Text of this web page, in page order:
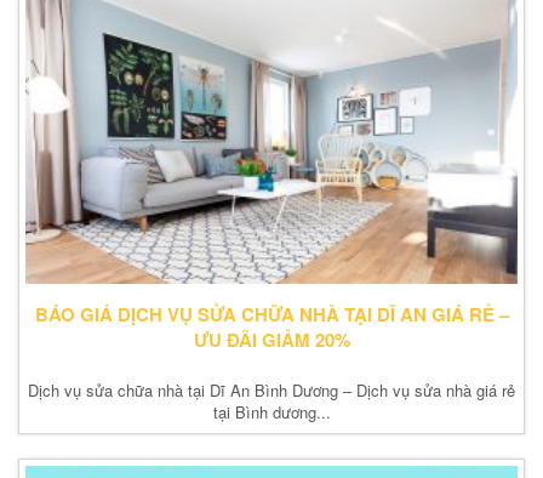
BÁO GIÁ DỊCH VỤ SỬA CHỮA NHÀ TẠI DĨ AN GIÁ RẺ –
ƯU ĐÃI GIẢM 20%
Dịch vụ sửa chữa nhà tại Dĩ An Bình Dương – Dịch vụ sửa nhà giá rẻ
tại Bình dương...